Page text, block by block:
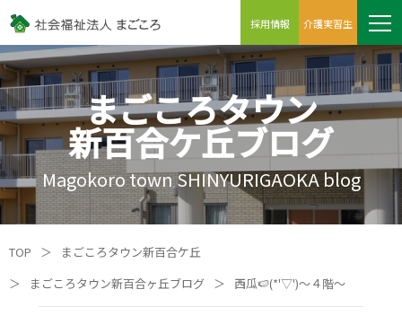
採用情報 介護実習生
まごころタウン
新百合ケ丘ブログ
Magokoro town SHINYURIGAOKA blog
TOP ＞
まごころタウン新百合ケ丘
＞
まごころタウン新百合ヶ丘ブログ ＞ 西瓜🍉(*'▽')～４階～